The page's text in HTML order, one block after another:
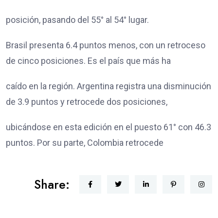
posición, pasando del 55° al 54° lugar.
Brasil presenta 6.4 puntos menos, con un retroceso
de cinco posiciones. Es el país que más ha
caído en la región. Argentina registra una disminución
de 3.9 puntos y retrocede dos posiciones,
ubicándose en esta edición en el puesto 61° con 46.3
puntos. Por su parte, Colombia retrocede
Share: